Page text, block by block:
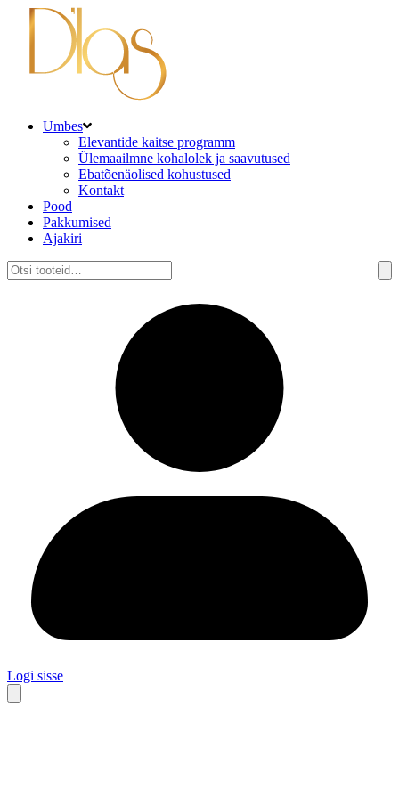
Umbes
Elevantide kaitse programm
Ülemaailmne kohalolek ja saavutused
Ebatõenäolised kohustused
Kontakt
Pood
Pakkumised
Ajakiri
Otsi:
Logi sisse